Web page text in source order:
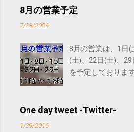
8月の営業予定
7/28/2026
8月の営業は、1日(
(土)、22日(土)、
を予定しておりま
す。 電話に出ら
ので、ご予約、お
One day tweet -Twitter-
1/29/2016